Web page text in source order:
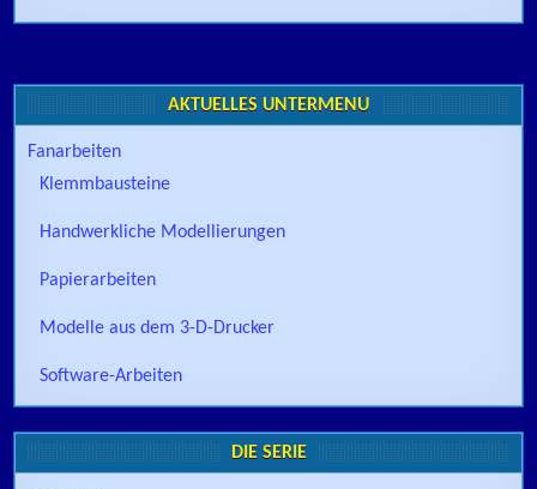
AKTUELLES UNTERMENÜ
Fanarbeiten
Klemmbausteine
Handwerkliche Modellierungen
Papierarbeiten
Modelle aus dem 3-D-Drucker
Software-Arbeiten
DIE SERIE